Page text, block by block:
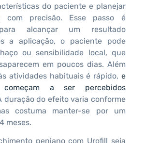
do paciente e planejar
com precisão. Esse passo é
alcançar um resultado
a aplicação, o paciente pode
ou sensibilidade local, que
em poucos dias. Além
atividades habituais é rápido, e
a ser percebidos
duração do efeito varia conforme
costuma manter-se por um
meses.
peniano com Urofill seja